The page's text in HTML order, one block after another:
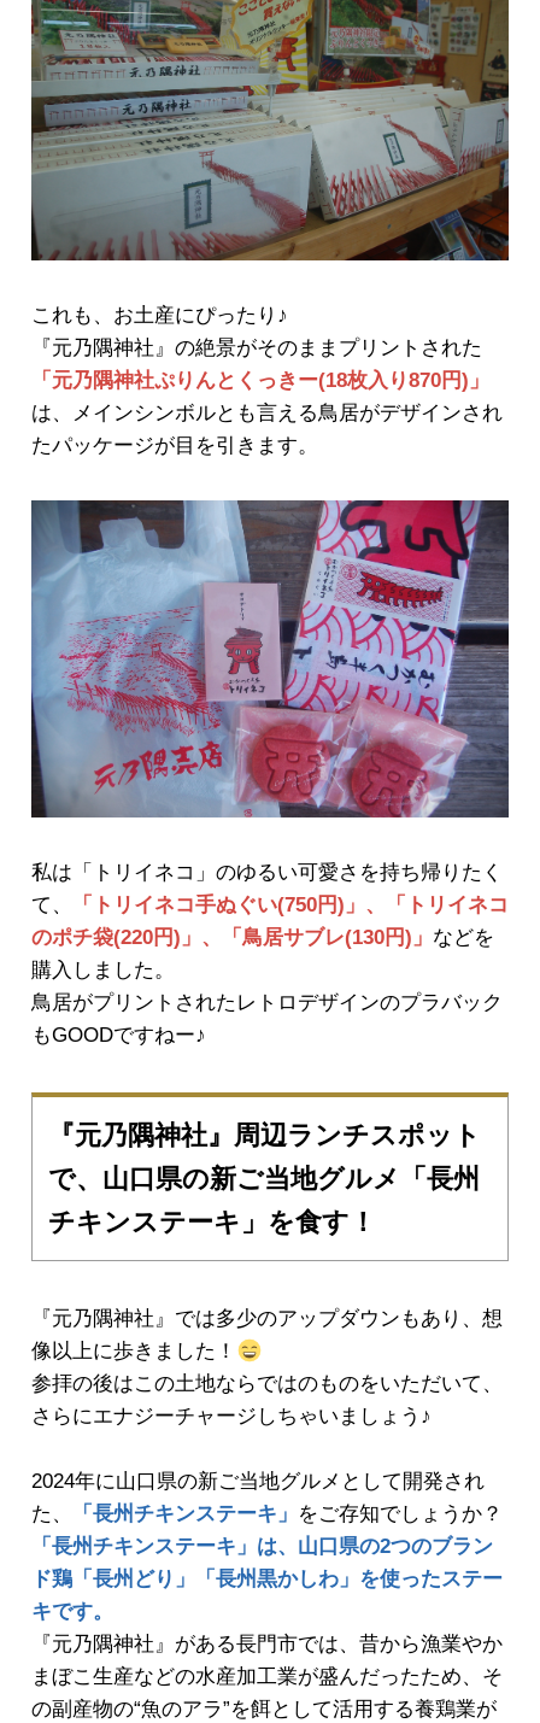
これも、お土産にぴったり♪
『元乃隅神社』の絶景がそのままプリントされた
「元乃隅神社ぷりんとくっきー(18枚入り870円) 」
は、メインシンボルとも言える鳥居がデザインされ
たパッケージが目を引きます。
私は「トリイネコ」のゆるい可愛さを持ち帰りたく
て、
「トリイネコ手ぬぐい(750円)」、「トリイネコ
のポチ袋(220円)」、「鳥居サブレ(130円)」 などを
購入しました。
鳥居がプリントされたレトロデザインのプラバック
もGOODですねー♪
『元乃隅神社』周辺ランチスポット
で、山口県の新ご当地グルメ「長州
チキンステーキ」を食す！
『元乃隅神社』では多少のアップダウンもあり、想
像以上に歩きました！
参拝の後はこの土地ならではのものをいただいて、
さらにエナジーチャージしちゃいましょう♪
2024年に山口県の新ご当地グルメとして開発され
た、
「長州チキンステーキ」 をご存知でしょうか？
「長州チキンステーキ」は、山口県の2つのブラン
ド鶏「長州どり」「長州黒かしわ」を使ったステー
キです。
『元乃隅神社』がある長門市では、昔から漁業やか
まぼこ生産などの水産加工業が盛んだったため、そ
の副産物の“魚のアラ”を餌として活用する養鶏業が